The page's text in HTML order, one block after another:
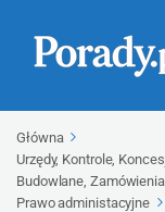
Główna
Urzędy, Kontrole,
Budowlane,
Prawo administacyjne